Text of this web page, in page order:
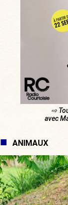
⇨
avec
ANIMAUX